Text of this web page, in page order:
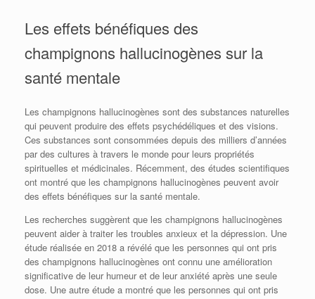
Les effets bénéfiques des
champignons hallucinogènes sur la
santé mentale
Les champignons hallucinogènes sont des substances naturelles
qui peuvent produire des effets psychédéliques et des visions.
Ces substances sont consommées depuis des milliers d’années
par des cultures à travers le monde pour leurs propriétés
spirituelles et médicinales. Récemment, des études scientifiques
ont montré que les champignons hallucinogènes peuvent avoir
des effets bénéfiques sur la santé mentale.
Les recherches suggèrent que les champignons hallucinogènes
peuvent aider à traiter les troubles anxieux et la dépression. Une
étude réalisée en 2018 a révélé que les personnes qui ont pris
des champignons hallucinogènes ont connu une amélioration
significative de leur humeur et de leur anxiété après une seule
dose. Une autre étude a montré que les personnes qui ont pris